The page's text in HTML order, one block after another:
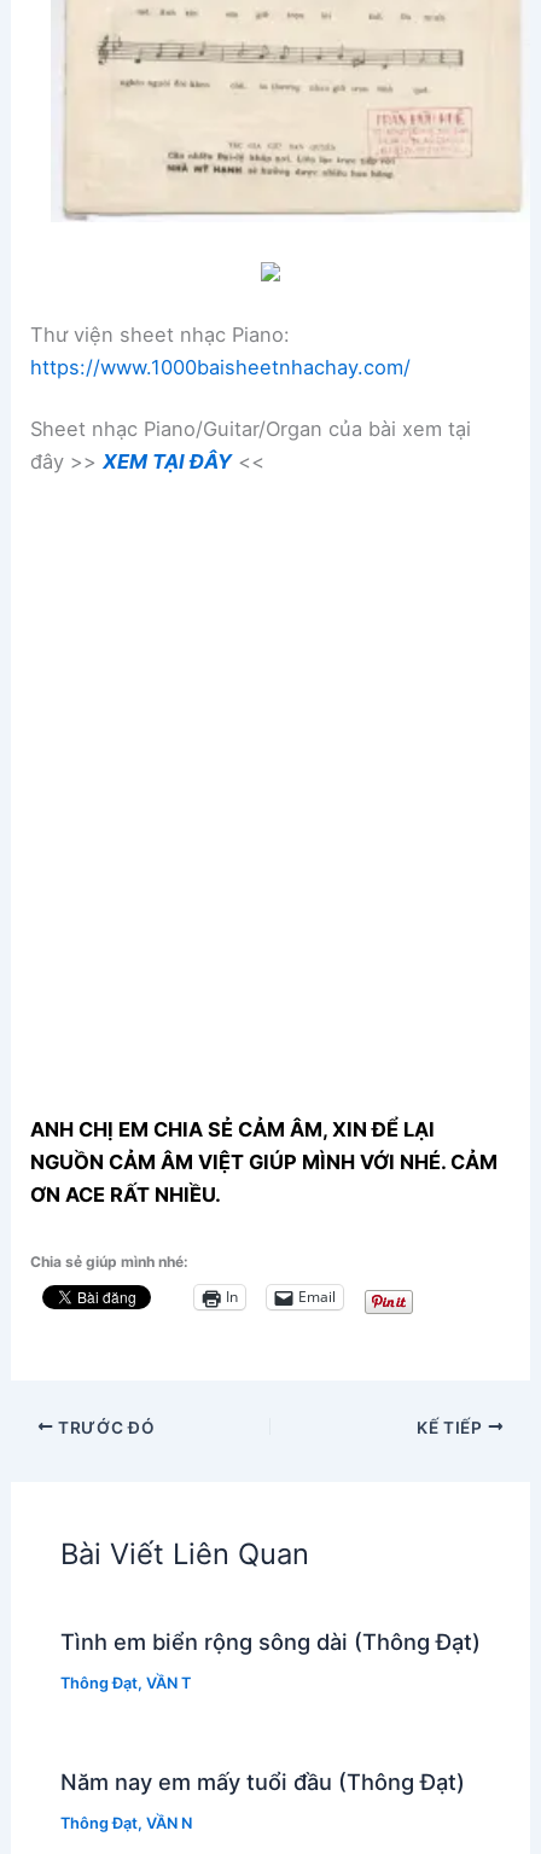
Thư viện sheet nhạc Piano:
https://www.1000baisheetnhachay.com/
Sheet nhạc Piano/Guitar/Organ của bài xem tại
đây >>XEM TẠI ĐÂY<<
ANH CHỊ EM CHIA SẺ CẢM ÂM, XIN ĐỂ LẠI
NGUỒN CẢM ÂM VIỆT GIÚP MÌNH VỚI NHÉ. CẢM
ƠN ACE RẤT NHIỀU.
Chia sẻ giúp mình nhé:
In Email
TRƯỚC ĐÓ KẾ TIẾP
Bài Viết Liên Quan
Tình em biển rộng sông dài (Thông Đạt)
Thông Đạt, VẦN T
Năm nay em mấy tuổi đầu (Thông Đạt)
Thông Đạt, VẦN N